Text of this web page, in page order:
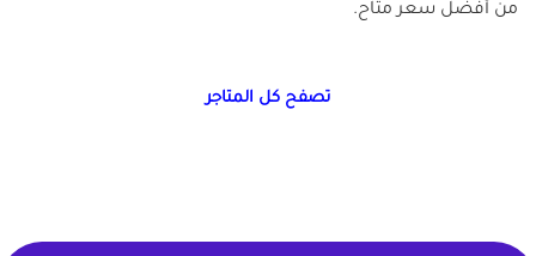
من أفضل سعر متاح.
تصفح كل المتاجر